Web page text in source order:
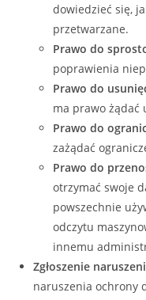
dowiedzieć się,
przetwarzane.
Prawo do
poprawienia
Prawo do
ma prawo żądać
Prawo do
zażądać
Prawo do
otrzymać swoje
powszechnie
odczytu
innemu
Zgłoszenie
naruszenia ochrony